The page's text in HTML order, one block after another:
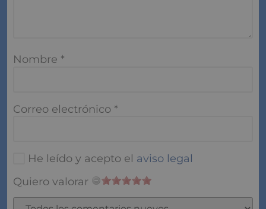
Nombre *
Correo electrónico *
He leído y acepto el aviso legal
Quiero valorar